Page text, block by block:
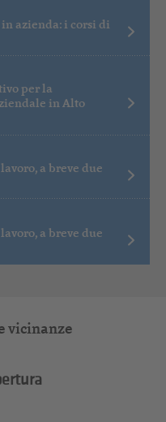
azienda: i corsi di
per la
in Alto
a breve due
a breve due
vicinanze